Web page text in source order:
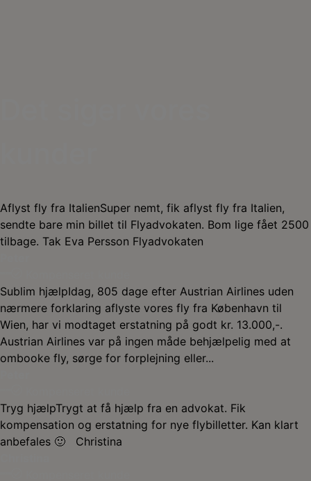
Aflyst fly fra ItalienSuper nemt, fik aflyst fly fra Italien,
sendte bare min billet til Flyadvokaten. Bom lige fået 2500
tilbage. Tak Eva Persson Flyadvokaten
Sublim hjælpIdag, 805 dage efter Austrian Airlines uden
nærmere forklaring aflyste vores fly fra København til
Wien, har vi modtaget erstatning på godt kr. 13.000,-.
Austrian Airlines var på ingen måde behjælpelig med at
ombooke fly, sørge for forplejning eller...
Tryg hjælpTrygt at få hjælp fra en advokat. Fik
kompensation og erstatning for nye flybilletter. Kan klart
anbefales 🙂 Christina